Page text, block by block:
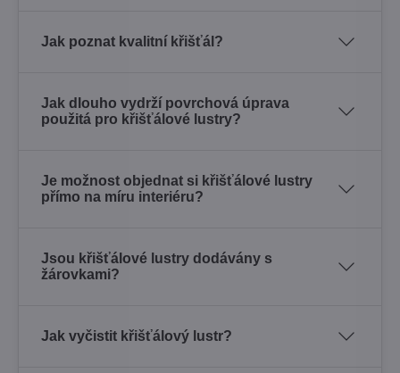
Jak poznat kvalitní křišťál?
Jak dlouho vydrží povrchová úprava
použitá pro křišťálové lustry?
Je možnost objednat si křišťálové lustry
přímo na míru interiéru?
Jsou křišťálové lustry dodávány s
žárovkami?
Jak vyčistit křišťálový lustr?